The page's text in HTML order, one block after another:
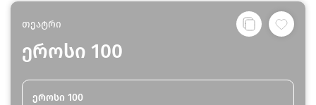
თეატრი
ეროსი 100
ეროსი 100